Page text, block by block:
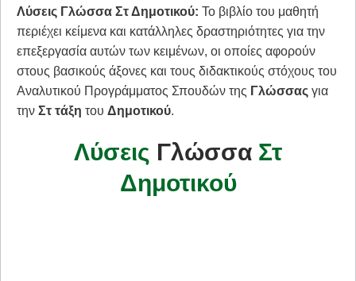
Λύσεις Γλώσσα Στ Δημοτικού: Το βιβλίο του μαθητή
περιέχει κείμενα και κατάλληλες δραστηριότητες για την
επεξεργασία αυτών των κειμένων, οι οποίες αφορούν
στους βασικούς άξονες και τους διδακτικούς στόχους του
Αναλυτικού ­Προγράμματος Σπουδών της Γλώσσας για
την Στ τάξη του Δημοτικού.
Λύσεις Γλώσσα Στ
Δημοτικού